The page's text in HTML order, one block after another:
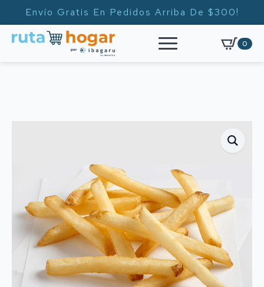
Envío Gratis En Pedidos Arriba De $300!
0